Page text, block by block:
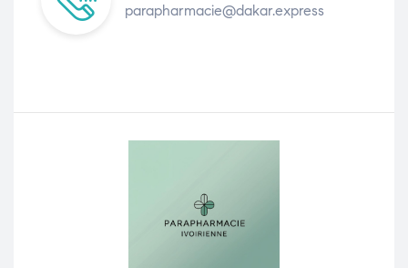
parapharmacie@dakar.express